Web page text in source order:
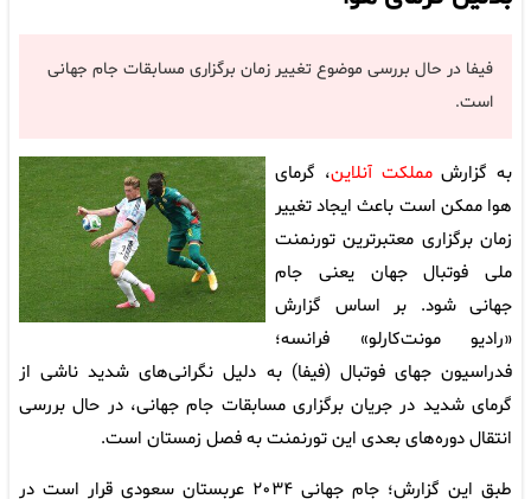
فیفا در حال بررسی موضوع تغییر زمان برگزاری مسابقات جام جهانی
است.
به گزارشمملکت آنلاین، گرمای
هوا ممکن است باعث ایجاد تغییر
زمان برگزاری معتبرترین تورنمنت
ملی فوتبال جهان یعنی جام
جهانی شود. بر اساس گزارش
«رادیو مونت‌کارلو» فرانسه؛
فدراسیون جهای فوتبال (فیفا) به دلیل نگرانی‌های شدید ناشی از
گرمای شدید در جریان برگزاری مسابقات جام جهانی، در حال بررسی
انتقال دوره‌های بعدی این تورنمنت به فصل زمستان است.
طبق این گزارش؛ جام جهانی ۲۰۳۴ عربستان سعودی قرار است در